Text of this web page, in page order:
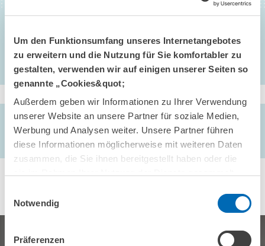
Um den Funktionsumfang unseres Internetangebotes
zu erweitern und die Nutzung für Sie komfortabler zu
gestalten, verwenden wir auf einigen unserer Seiten so
genannte „Cookies&quot;
Außerdem geben wir Informationen zu Ihrer Verwendung
unserer Website an unsere Partner für soziale Medien,
Werbung und Analysen weiter. Unsere Partner führen
diese Informationen möglicherweise mit weiteren Daten
zusammen, die Sie ihnen bereitgestellt haben oder die
Notwendig
Präferenzen
Switzerland - An Applied General Equilibrium Analysis, Swiss
AUTOREN/-INNEN
Christoph Böhringer// André Müller // Marcel Wickart